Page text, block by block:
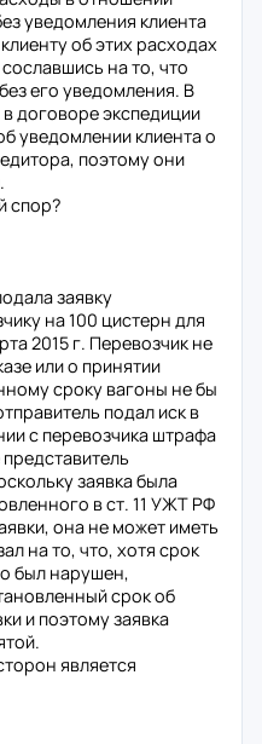
уведомления клиента
об этих расходах
на то, что
его уведомления. В
договоре экспедиции
уведомлении клиента о
поэтому они
спор?
заявку
на 100 цистерн для
2015 г. Перевозчик не
или о принятии
сроку вагоны не бы
подал иск в
с перевозчика штрафа
заявка была
в ст. 11 УЖТ РФ
она не может иметь
на то, что, хотя срок
был нарушен,
срок об
и поэтому заявка
является